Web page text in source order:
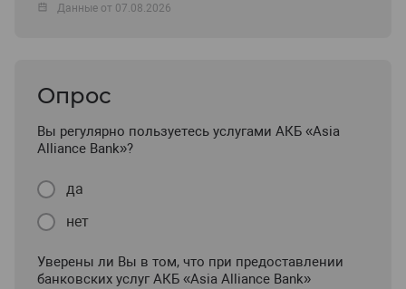
Данные от 07.08.2026
Опрос
Вы регулярно пользуетесь услугами АКБ «Asia
Alliance Bank»?
да
нет
Уверены ли Вы в том, что при предоставлении
банковских услуг АКБ «Asia Alliance Bank»